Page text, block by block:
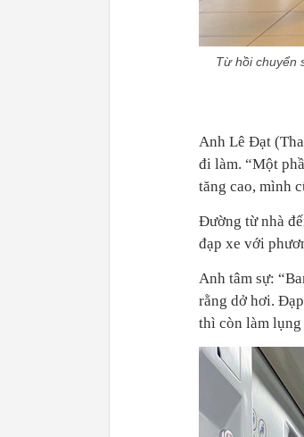
Từ hồi chuyển
Anh Lê Đạt
đi làm. “Một
tăng cao, mình
Đường từ nhà
đạp xe với
Anh tâm sự:
rằng dở hơi.
thì còn làm lụng